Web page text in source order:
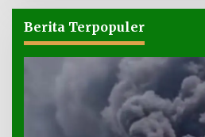
Berita Terpopuler